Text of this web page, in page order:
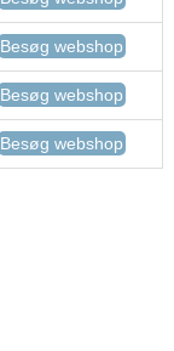
Besøg webshop
Besøg webshop
Besøg webshop